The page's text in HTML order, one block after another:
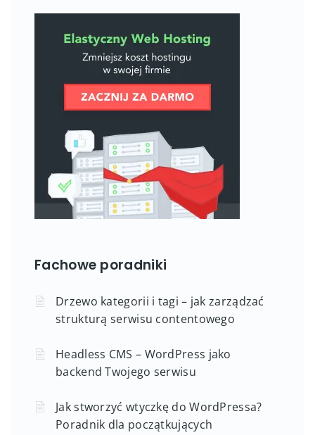
Fachowe poradniki
Drzewo kategorii i tagi – jak zarządzać
strukturą serwisu contentowego
Headless CMS – WordPress jako
backend Twojego serwisu
Jak stworzyć wtyczkę do WordPressa?
Poradnik dla początkujących